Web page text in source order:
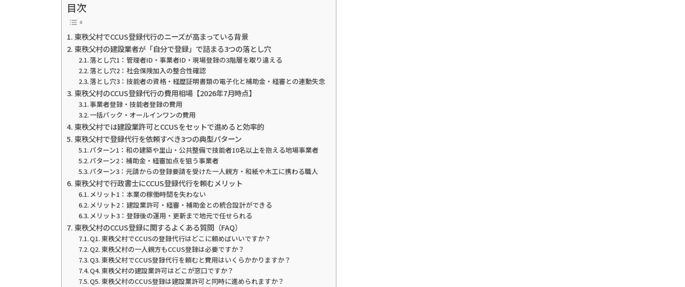
目次
東秩父村でCCUS登録代行のニーズが高まっている背景
東秩父村の建設業者が「自分で登録」で詰まる3つの落とし穴
落とし穴1：管理者ID・事業者ID・現場登録の3階層を取り違える
落とし穴2：社会保険加入の整合性確認
落とし穴3：技能者の資格・経歴証明書類の電子化と補助金・経審との連動失念
東秩父村のCCUS登録代行の費用相場【2026年7月時点】
事業者登録・技能者登録の費用
一括パック・オールインワンの費用
東秩父村では建設業許可とCCUSをセットで進めると効率的
東秩父村で登録代行を依頼すべき3つの典型パターン
パターン1：和の建築や里山・公共整備で技能者10名以上を抱える地場事業者
パターン2：補助金・経審加点を狙う事業者
パターン3：元請からの登録要請を受けた一人親方・和紙や木工に携わる職人
東秩父村で行政書士にCCUS登録代行を頼むメリット
メリット1：本業の稼働時間を失わない
メリット2：建設業許可・経審・補助金との統合設計ができる
メリット3：登録後の運用・更新まで地元で任せられる
東秩父村のCCUS登録に関するよくある質問（FAQ）
Q1. 東秩父村でCCUSの登録代行はどこに頼めばいいですか？
Q2. 東秩父村の一人親方もCCUS登録は必要ですか？
Q3. 東秩父村でCCUS登録代行を頼むと費用はいくらかかりますか？
Q4. 東秩父村の建設業許可はどこが窓口ですか？
Q5. 東秩父村のCCUS登録は建設業許可と同時に進められますか？